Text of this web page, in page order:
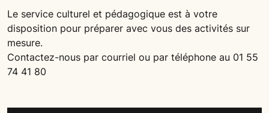
Le service culturel et pédagogique est à votre
disposition pour préparer avec vous des activités sur
mesure.
Contactez-nous par courriel ou par téléphone au 01 55
74 41 80